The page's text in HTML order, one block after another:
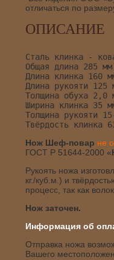
отличаться по
ОПИСАНИЕ
Сталь клинка -
Общая длина 285
Длина клинка 160
Длина рукояти 125
Толщина обуха 2,0
Ширина клинка 35
Толщина рукояти
Твёрдость клинка
Нож Шеф-повар не
ГОСТ Р 51644-2000 «
Рукоять ножа
кг./куб.м.) и
процесс, так как
Нож заточен.
Информация об
Отправка ножа
Вашего